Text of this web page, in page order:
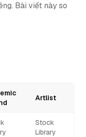
Bài viết này so
Artlist
Stock
Library